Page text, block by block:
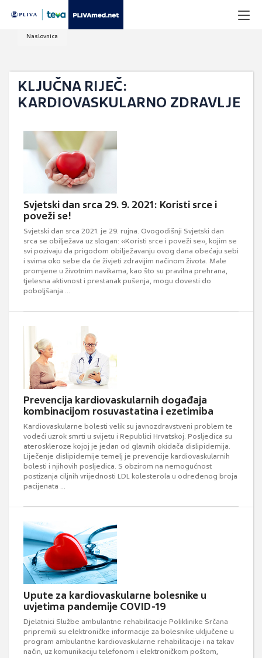
Naslovnica
KLJUČNA RIJEČ:
KARDIOVASKULARNO ZDRAVLJE
Svjetski dan srca 29. 9. 2021: Koristi srce i
poveži se!
Svjetski dan srca 2021. je 29. rujna. Ovogodišnji Svjetski dan
srca se obilježava uz slogan: «Koristi srce i poveži se», kojim se
svi pozivaju da prigodom obilježavanju ovog dana obećaju sebi
i svima oko sebe da će živjeti zdravijim načinom života. Male
promjene u životnim navikama, kao što su pravilna prehrana,
tjelesna aktivnost i prestanak pušenja, mogu dovesti do
poboljšanja ...
Prevencija kardiovaskularnih događaja
kombinacijom rosuvastatina i ezetimiba
Kardiovaskularne bolesti velik su javnozdravstveni problem te
vodeći uzrok smrti u svijetu i Republici Hrvatskoj. Posljedica su
ateroskleroze kojoj je jedan od glavnih okidača dislipidemija.
Liječenje dislipidemije temelj je prevencije kardiovaskularnih
bolesti i njihovih posljedica. S obzirom na nemogućnost
postizanja ciljnih vrijednosti LDL kolesterola u određenog broja
pacijenata ...
Upute za kardiovaskularne bolesnike u
uvjetima pandemije COVID-19
Djelatnici Službe ambulantne rehabilitacije Poliklinike Srčana
pripremili su elektroničke informacije za bolesnike uključene u
program ambulantne kardiovaskularne rehabilitacije i na takav
način, uz komunikaciju telefonom i elektroničkom poštom,